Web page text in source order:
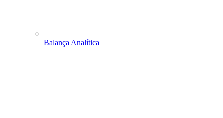
Balança Analítica